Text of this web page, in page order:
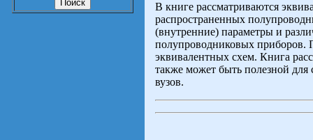
В книге рассматриваются
распространенных
(внутренние) параметры и
полупроводниковых приборов.
эквивалентных схем. Книга
также может быть полезной для
вузов.